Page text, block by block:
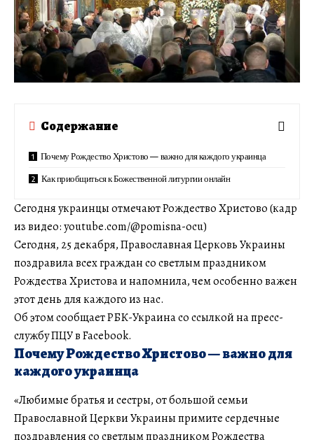
Содержание
Почему Рождество Христово — важно для каждого украинца
Как приобщиться к Божественной литургии онлайн
Сегодня украинцы отмечают Рождество Христово (кадр
из видео: youtube.com/@pomisna-ocu)
Сегодня, 25 декабря, Православная Церковь Украины
поздравила всех граждан со светлым праздником
Рождества Христова и напомнила, чем особенно важен
этот день для каждого из нас.
Об этом сообщает РБК-Украина со ссылкой на пресс-
службу ПЦУ в Facebook.
Почему Рождество Христово — важно для
каждого украинца
«Любимые братья и сестры, от большой семьи
Православной Церкви Украины примите сердечные
поздравления со светлым праздником Рождества